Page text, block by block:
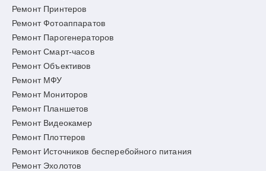
Ремонт Принтеров
Ремонт Фотоаппаратов
Ремонт Парогенераторов
Ремонт Смарт-часов
Ремонт Объективов
Ремонт МФУ
Ремонт Мониторов
Ремонт Планшетов
Ремонт Видеокамер
Ремонт Плоттеров
Ремонт Источников бесперебойного питания
Ремонт Эхолотов